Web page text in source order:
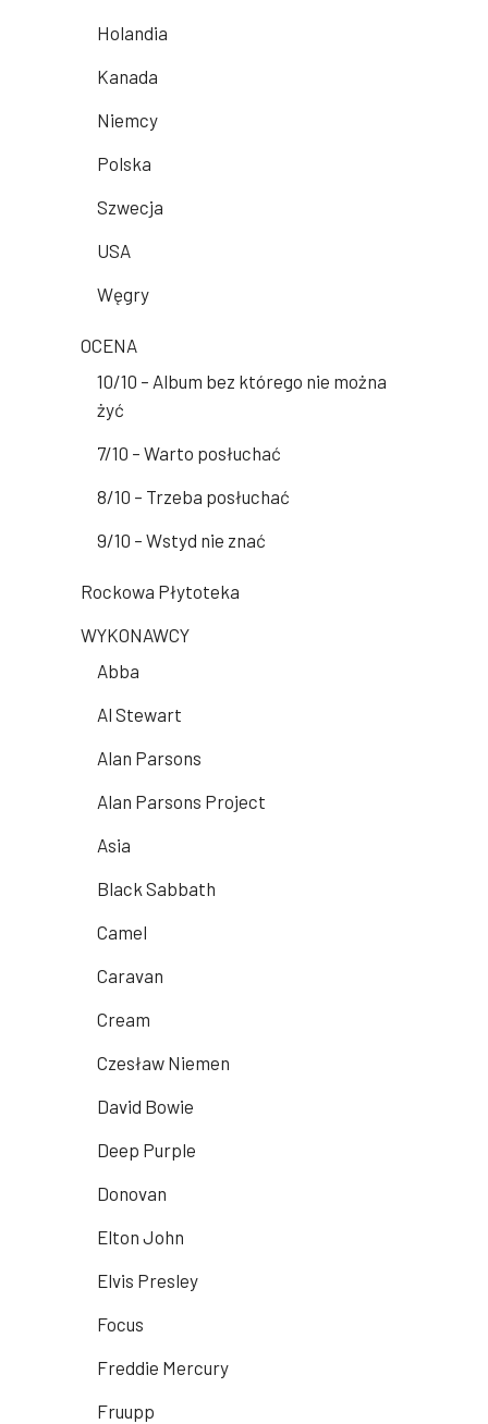
Holandia
Kanada
Niemcy
Polska
Szwecja
USA
Węgry
OCENA
10/10 – Album bez którego nie można
żyć
7/10 – Warto posłuchać
8/10 – Trzeba posłuchać
9/10 – Wstyd nie znać
Rockowa Płytoteka
WYKONAWCY
Abba
Al Stewart
Alan Parsons
Alan Parsons Project
Asia
Black Sabbath
Camel
Caravan
Cream
Czesław Niemen
David Bowie
Deep Purple
Donovan
Elton John
Elvis Presley
Focus
Freddie Mercury
Fruupp